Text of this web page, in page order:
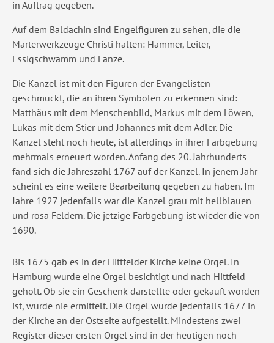
in Auftrag gegeben.
Auf dem Baldachin sind Engelfiguren zu sehen, die die
Marterwerkzeuge Christi halten: Hammer, Leiter,
Essigschwamm und Lanze.
Die Kanzel ist mit den Figuren der Evangelisten
geschmückt, die an ihren Symbolen zu erkennen sind:
Matthäus mit dem Menschenbild, Markus mit dem Löwen,
Lukas mit dem Stier und Johannes mit dem Adler. Die
Kanzel steht noch heute, ist allerdings in ihrer Farbgebung
mehrmals erneuert worden. Anfang des 20. Jahrhunderts
fand sich die Jahreszahl 1767 auf der Kanzel. In jenem Jahr
scheint es eine weitere Bearbeitung gegeben zu haben. Im
Jahre 1927 jedenfalls war die Kanzel grau mit hellblauen
und rosa Feldern. Die jetzige Farbgebung ist wieder die von
1690.
Bis 1675 gab es in der Hittfelder Kirche keine Orgel. In
Hamburg wurde eine Orgel besichtigt und nach Hittfeld
geholt. Ob sie ein Geschenk darstellte oder gekauft worden
ist, wurde nie ermittelt. Die Orgel wurde jedenfalls 1677 in
der Kirche an der Ostseite aufgestellt. Mindestens zwei
Register dieser ersten Orgel sind in der heutigen noch